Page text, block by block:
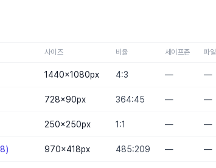
사이즈 비율 세이프존 파일
1440×1080px 4:3 — —
728×90px 364:45 — —
250×250px 1:1 — —
970×418px 485:209 — —